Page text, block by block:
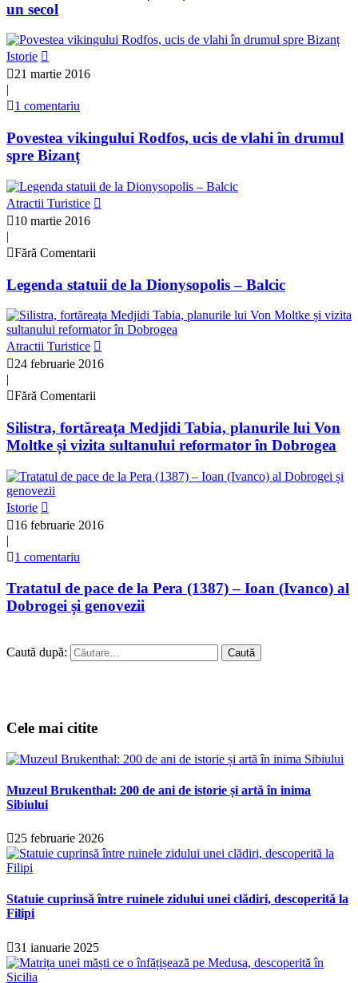
un secol
Istorie
21 martie 2016
|
1 comentariu
Povestea vikingului Rodfos, ucis de vlahi în drumul
spre Bizanț
Atractii Turistice
10 martie 2016
|
Fără Comentarii
Legenda statuii de la Dionysopolis – Balcic
Atractii Turistice
24 februarie 2016
|
Fără Comentarii
Silistra, fortăreața Medjidi Tabia, planurile lui Von
Moltke și vizita sultanului reformator în Dobrogea
Istorie
16 februarie 2016
|
1 comentariu
Tratatul de pace de la Pera (1387) – Ioan (Ivanco) al
Dobrogei și genovezii
Caută după:
Cele mai citite
Muzeul Brukenthal: 200 de ani de istorie și artă în inima
Sibiului
25 februarie 2026
Statuie cuprinsă între ruinele zidului unei clădiri, descoperită la
Filipi
31 ianuarie 2025